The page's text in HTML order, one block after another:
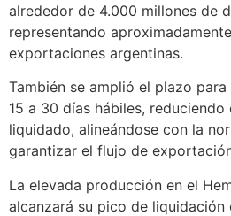
alrededor de 4.000 millones de
representando
exportaciones argentinas.
También se amplió el plazo
15 a 30 días hábiles,
liquidado, alineándose con la
garantizar el flujo de
La elevada producción en el
alcanzará su pico de liquidación